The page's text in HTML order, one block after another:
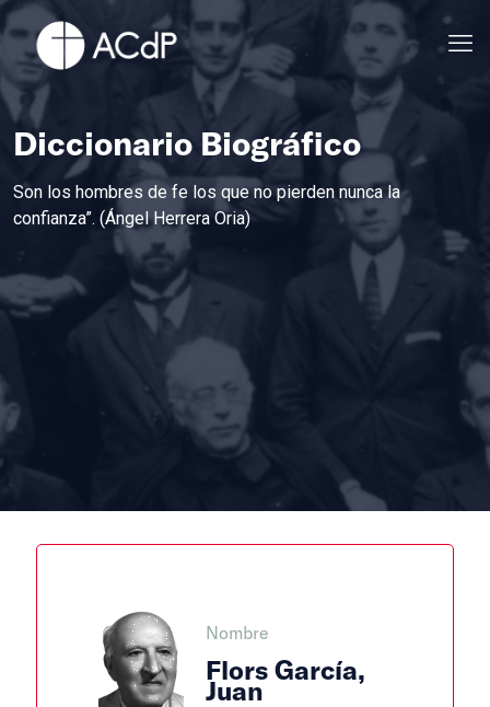
Diccionario Biográfico
Son los hombres de fe los que no pierden nunca la
confianza”. (Ángel Herrera Oria)
Nombre
Flors García,
Juan